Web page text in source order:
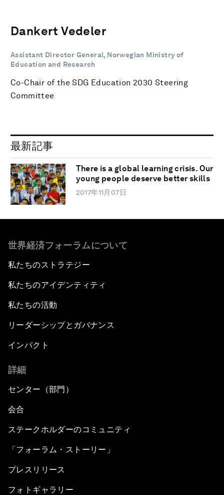
Dankert Vedeler
Assistant Director General, Norwegian Ministry of
Education and Research
Co-Chair of the SDG Education 2030 Steering
Committee
最新記事
There is a global learning crisis. Our
young people deserve better skills
2017年11月07日
世界経済フォーラムについて
私たちのストラテジー
私たちのアイデンティティ
私たちの活動
リーダーシップとガバナンス
インパクト
詳細
センター（部門）
会合
ステークホルダーのコミュニティ
「フォーラム・ストーリー」
プレスリリース
フォトギャラリー